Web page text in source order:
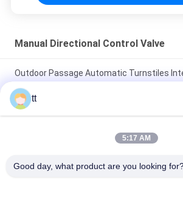
Manual Directional Control Valve
Outdoor Passage Automatic Turnstiles
Entrance
0.7Mpa Compact Pneumatic Foot Pedal
08S With Spring Automatic Return
tt
5:17 AM
Good day, what product are you looking